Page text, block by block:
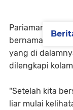
Pariaman Youth
bernama Gor
yang di
dilengkapi
"Setelah kita
liar mulai